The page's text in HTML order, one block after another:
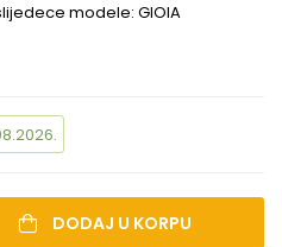
modele: GIOIA
DODAJ U KORPU